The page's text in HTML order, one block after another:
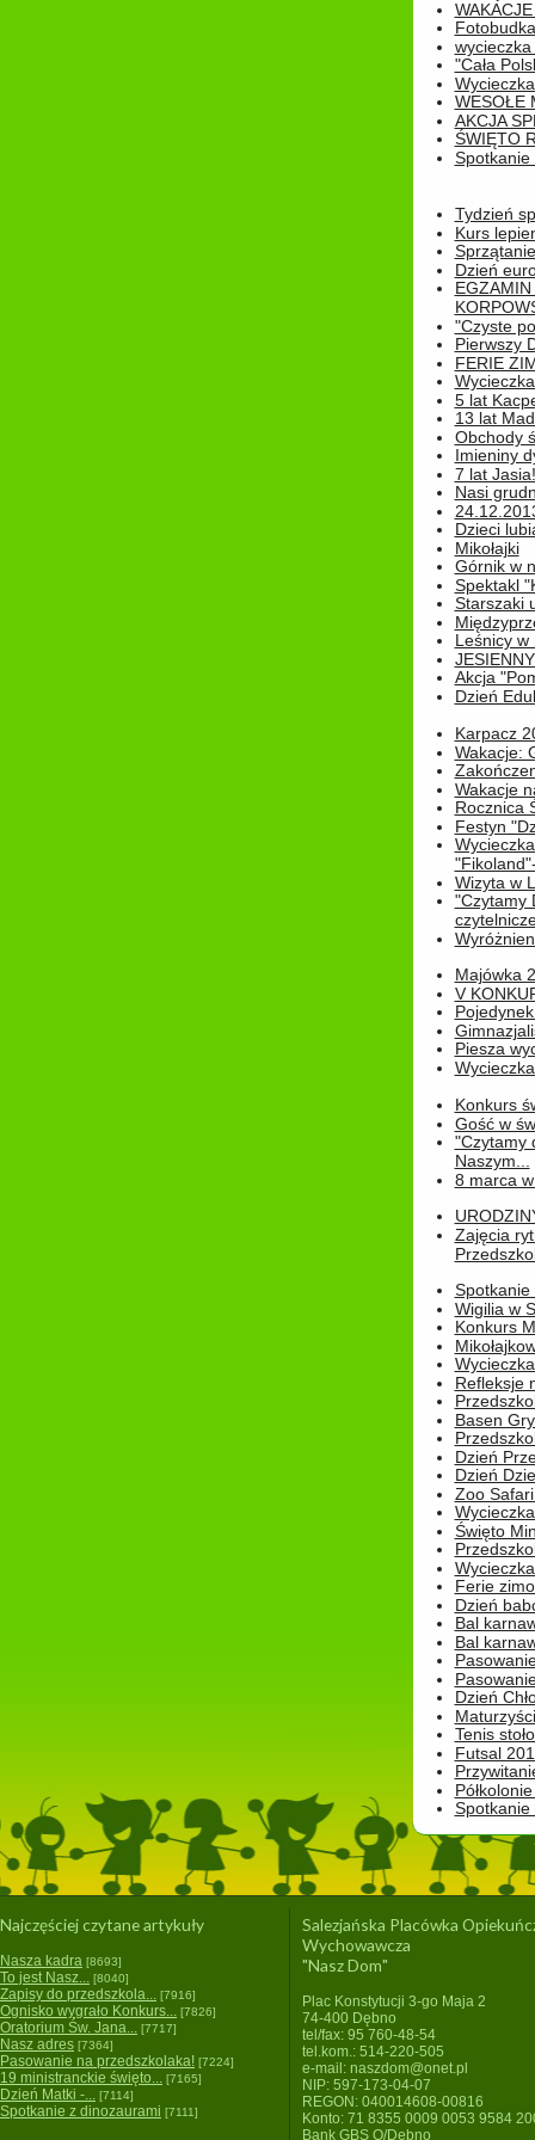
Fotobudka
"Cała
WESOŁE
AKCJA
ŚWIĘTO
Spotkanie
Tydzień
Kurs
Dzień
"Czyste
Pierwszy
FERIE
5 lat
13 lat
Obchody
Imieniny
7 lat Jasia!
Nasi
Dzieci
Mikołajki
Górnik w
Spektakl
Starszaki
Leśnicy w
Akcja
Dzień
Karpacz
Wakacje:
Wakacje
Rocznica
Festyn
Wizyta w
"Czytamy
Majówka
V
Piesza
Konkurs
Gość w
"Czytamy
Naszym...
8 marca
Zajęcia
Spotkanie
Wigilia w
Konkurs
Refleksje
Basen
Dzień
Dzień
Zoo
Święto
Ferie
Dzień
Bal
Bal
Dzień
Tenis
Futsal
Najczęściej czytane artykuły
Nasza kadra [8693]
To jest Nasz... [8040]
Zapisy do przedszkola... [7916]
Ognisko wygrało Konkurs... [7826]
Oratorium Św. Jana... [7717]
Nasz adres [7364]
Pasowanie na przedszkolaka! [7224]
19 ministranckie święto... [7165]
Dzień Matki -... [7114]
Spotkanie z dinozaurami [7111]
Salezjańska Placówka
Wychowawcza
"Nasz Dom"
Plac Konstytucji 3-go Maja 2
74-400 Dębno
tel/fax: 95 760-48-54
tel.kom.: 514-220-505
e-mail: naszdom@onet.pl
NIP: 597-173-04-07
REGON: 040014608-00816
Konto: 71 8355 0009 0053 9584
Bank GBS O/Dębno